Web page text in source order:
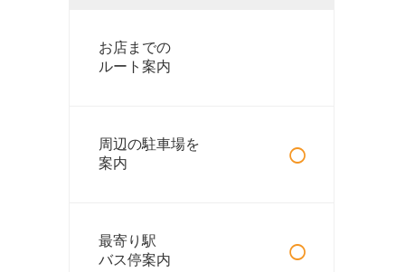
お店までの
ルート案内
周辺の駐車場を
案内
○
最寄り駅
バス停案内
○